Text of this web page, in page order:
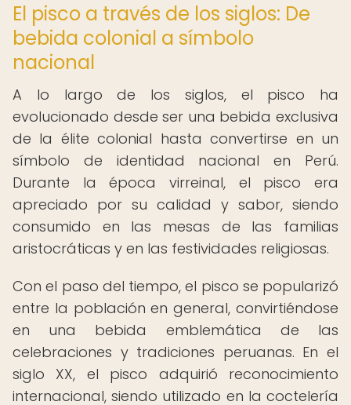
El pisco a través de los siglos: De
bebida colonial a símbolo
nacional
A lo largo de los siglos, el pisco ha
evolucionado desde ser una bebida exclusiva
de la élite colonial hasta convertirse en un
símbolo de identidad nacional en Perú.
Durante la época virreinal, el pisco era
apreciado por su calidad y sabor, siendo
consumido en las mesas de las familias
aristocráticas y en las festividades religiosas.
Con el paso del tiempo, el pisco se popularizó
entre la población en general, convirtiéndose
en una bebida emblemática de las
celebraciones y tradiciones peruanas. En el
siglo XX, el pisco adquirió reconocimiento
internacional, siendo utilizado en la coctelería